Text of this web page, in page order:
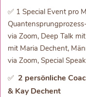
✅ 1 Special Event pro
via Zoom, Deep Talk
mit Maria Dechent,
via Zoom, Special
✅ 2 persönliche
& Kay Dechent